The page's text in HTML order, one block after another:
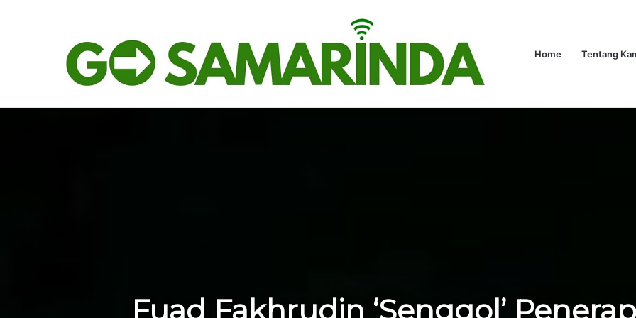
Home Tentang
Breaking News DPRD Samarinda Soroti Dugaan Pertamini Serap Kuota Pertalite Bersubsidi Beranda Lingkungan Hukum Politik Hiburan Advetorial Kaltim
Fuad Fakhrudin ‘Senggol’